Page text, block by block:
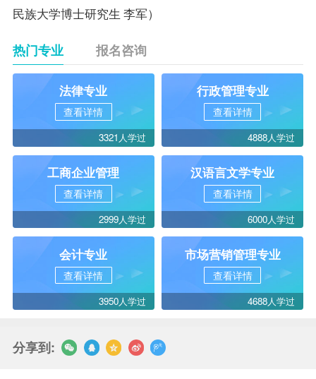
民族大学博士研究生 李军）
热门专业 报名咨询
法律专业
查看详情
3321人学过
行政管理专业
查看详情
4888人学过
工商企业管理
查看详情
2999人学过
汉语言文学专业
查看详情
6000人学过
会计专业
查看详情
3950人学过
市场营销管理专业
查看详情
4688人学过
分享到: